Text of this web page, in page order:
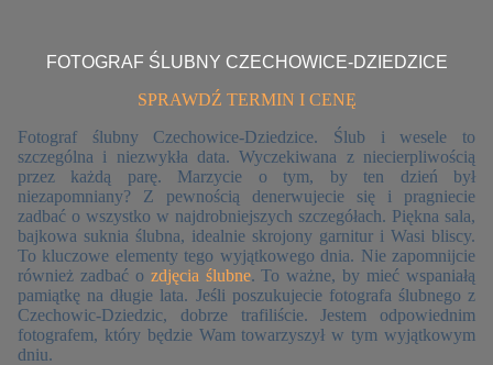
FOTOGRAF ŚLUBNY CZECHOWICE-DZIEDZICE
SPRAWDŹ TERMIN I CENĘ
Fotograf ślubny Czechowice-Dziedzice. Ślub i wesele to
szczególna i niezwykła data. Wyczekiwana z niecierpliwością
przez każdą parę. Marzycie o tym, by ten dzień był
niezapomniany? Z pewnością denerwujecie się i pragniecie
zadbać o wszystko w najdrobniejszych szczegółach. Piękna sala,
bajkowa suknia ślubna, idealnie skrojony garnitur i Wasi bliscy.
To kluczowe elementy tego wyjątkowego dnia. Nie zapomnijcie
również zadbać o zdjęcia ślubne. To ważne, by mieć wspaniałą
pamiątkę na długie lata. Jeśli poszukujecie fotografa ślubnego z
Czechowic-Dziedzic, dobrze trafiliście. Jestem odpowiednim
fotografem, który będzie Wam towarzyszył w tym wyjątkowym
dniu.